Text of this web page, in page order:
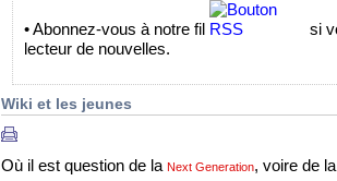
• Abonnez-vous à notre fil
si
lecteur de nouvelles.
Wiki et les jeunes
Où il est question de la Next Generation, voire de